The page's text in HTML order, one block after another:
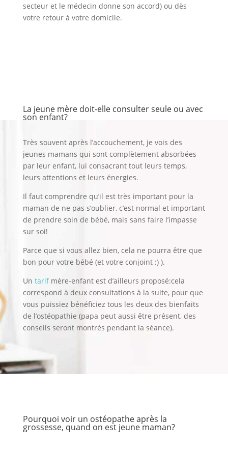
secteur et le médecin donne son accord) ou dès
votre retour à votre domicile.
La jeune mère doit-elle consulter seule ou avec
son enfant?
Très souvent après l’accouchement, je vois des
jeunes mamans qui sont complètement absorbées
par leur enfant, lui consacrant tout leurs temps,
leurs attentions et leurs énergies.
Il faut comprendre qu’il est très important pour la
maman de ne pas s’oublier, c’est normal et important
de prendre soin de bébé, mais sans faire l’impasse
sur soi!
Parce que si vous allez bien, cela ne pourra être que
bon pour votre bébé (et votre conjoint :) ).
Un tarif mère-enfant est d’ailleurs proposé:cela
correspond à deux consultations à la suite, pour que
vous puissiez bénéficiez tous les deux des bienfaits
de l’ostéopathie (papa peut aussi être présent, des
conseils seront montrés pendant la séance).
Pourquoi voir un ostéopathe après la
grossesse, quand on est jeune maman?